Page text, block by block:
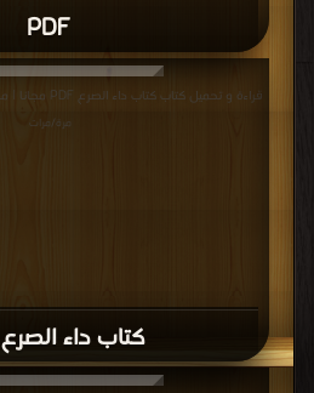
PDF
كتاب داء الصرع PDF
قراءة و تحميل كتاب كتاب داء الصرع PDF مجانا | مكتبة >
مرة/مرات